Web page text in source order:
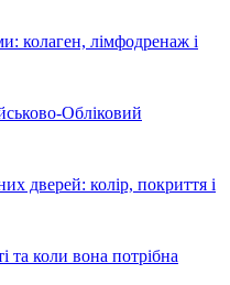
колаген, лімфодренаж і
Обліковий
дверей: колір, покриття і
та коли вона потрібна